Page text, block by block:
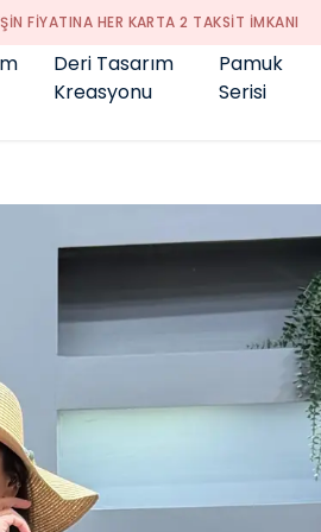
GENÇ BÜYÜK BEDEN 👑
Deri Tasarım
Kreasyonu
Pamuk
Serisi